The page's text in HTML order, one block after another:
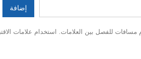
إضافة
مسافات للفصل بين العلامات. استخدام علامات